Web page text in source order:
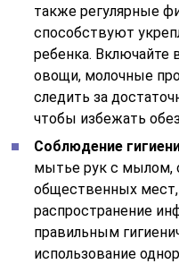
также регулярные
способствуют
ребенка.
овощи, молочные
следить за
чтобы избежать
Соблюдение
мытье рук с мылом,
общественных
распространение
правильным
использование